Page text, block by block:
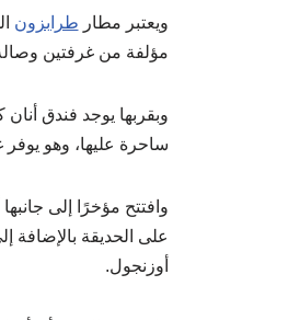
ويعتبر مطار طرابزون
مؤلفة من غرفتين وصالة وتتسع لحد 6 أشخاص، وبالنسبة
ساحرة عليها، وهو يوفر غرف
وافتتح مؤخرًا إلى
على الحديقة
أوزنجول.